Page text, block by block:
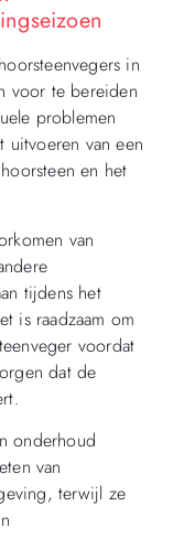
in
voor te bereiden
problemen
van een
en het
van
tijdens het
is raadzaam om
voordat
dat de
onderhoud
van
terwijl ze